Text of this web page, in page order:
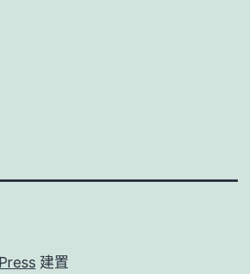
建置